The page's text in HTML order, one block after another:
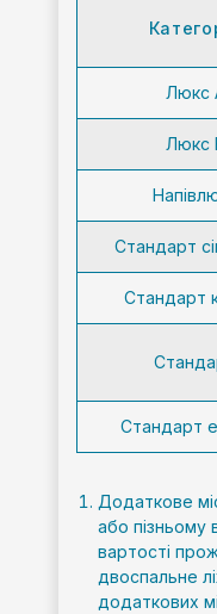
Люкс
Люкс
Стандарт
Стандарт
Стандарт
Додаткове
або пізньому
вартості
двоспальне
додаткових